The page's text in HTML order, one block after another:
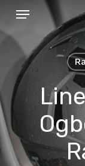
Skip
main
content
Menu